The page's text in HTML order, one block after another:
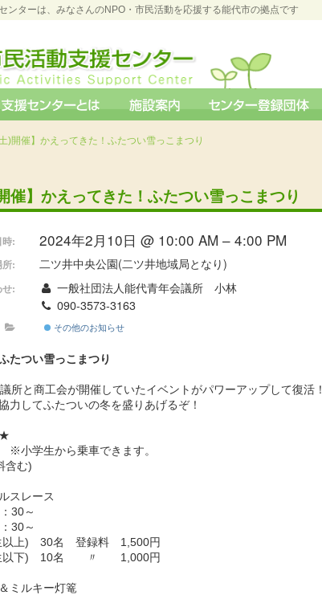
ンターは、みなさんのNPO・市民活動を応援する能代市の拠点です
土)開催】かえってきた！ふたつい雪っこまつり
催】かえってきた！ふたつい雪っこまつり
時: 2024年2月10日 @ 10:00 AM – 4:00 PM
: 二ツ井中央公園(二ツ井地域局となり)
:
一般社団法人能代青年会議所 小林
090-3573-3163
その他のお知らせ
たつい雪っこまつり
所と商工会が開催していたイベントがパワーアップして復活！
力してふたついの冬を盛りあげるぞ！
※小学生から乗車できます。
含む)
スレース
～
30～
以上) 30名 登録料 1,500円
生以下) 10名 〃 1,000円
ミルキー灯篭